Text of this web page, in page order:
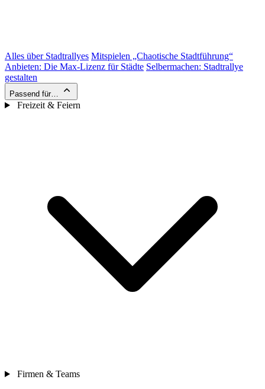
Alles über Stadtrallyes Mitspielen „Chaotische Stadtführung“
Anbieten: Die Max-Lizenz für Städte Selbermachen: Stadtrallye
gestalten
Passend für…
Freizeit & Feiern
Firmen & Teams